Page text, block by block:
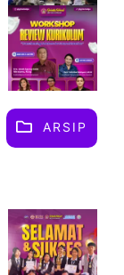
ARSIP